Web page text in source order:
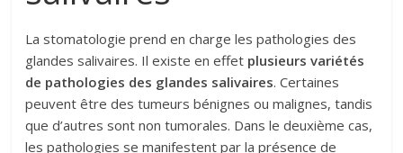
La stomatologie prend en charge les pathologies des
glandes salivaires. Il existe en effet plusieurs variétés
de pathologies des glandes salivaires. Certaines
peuvent être des tumeurs bénignes ou malignes, tandis
que d’autres sont non tumorales. Dans le deuxième cas,
les pathologies se manifestent par la présence de